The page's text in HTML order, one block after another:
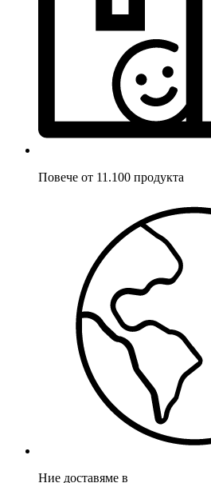
Повече от 11.100 продукта
Ние доставяме в